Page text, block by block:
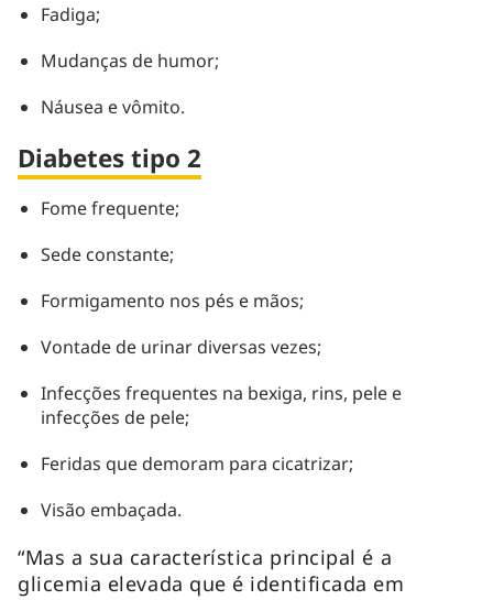
Fadiga;
Mudanças de humor;
Náusea e vômito.
Diabetes tipo 2
Fome frequente;
Sede constante;
Formigamento nos pés e mãos;
Vontade de urinar diversas vezes;
Infecções frequentes na bexiga, rins, pele e
infecções de pele;
Feridas que demoram para cicatrizar;
Visão embaçada.
“Mas a sua característica principal é a
glicemia elevada que é identificada em